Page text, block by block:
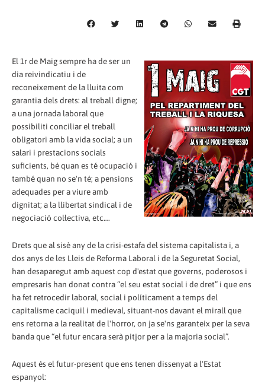
El 1r de Maig sempre ha de ser un
dia reivindicatiu i de
reconeixement de la lluita com
garantia dels drets: al treball digne;
a una jornada laboral que
possibiliti conciliar el treball
obligatori amb la vida social; a un
salari i prestacions socials
suficients, bé quan es té ocupació i
també quan no se'n té; a pensions
adequades per a viure amb
dignitat; a la llibertat sindical i de
negociació col·lectiva, etc….
Drets que al sisè any de la crisi-estafa del sistema capitalista i, a
dos anys de les Lleis de Reforma Laboral i de la Seguretat Social,
han desaparegut amb aquest cop d'estat que governs, poderosos i
empresaris han donat contra “el seu estat social i de dret” i que ens
ha fet retrocedir laboral, social i políticament a temps del
capitalisme caciquil i medieval, situant-nos davant el mirall que
ens retorna a la realitat de l'horror, on ja se'ns garanteix per la seva
banda que “el futur encara serà pitjor per a la majoria social”.
Aquest és el futur-present que ens tenen dissenyat a l'Estat
espanyol: